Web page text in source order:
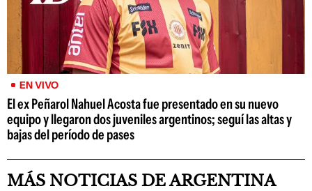
EN VIVO
El ex Peñarol Nahuel Acosta fue presentado en su nuevo
equipo y llegaron dos juveniles argentinos; seguí las altas y
bajas del período de pases
MÁS NOTICIAS DE ARGENTINA